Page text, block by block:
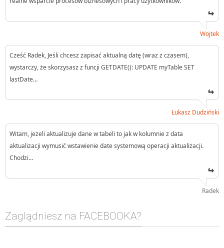
Wojtek
Cześć Radek, Jeśli chcesz zapisać aktualną datę (wraz z czasem),
wystarczy, że skorzysasz z funcji GETDATE(): UPDATE myTable SET
lastDate…
Łukasz Dudziński
Witam, jeżeli aktualizuje dane w tabeli to jak w kolumnie z data
aktualizacji wymusić wstawienie date systemową operacji aktualizacji.
Chodzi…
Radek
Zaglądniesz na FACEBOOKA?